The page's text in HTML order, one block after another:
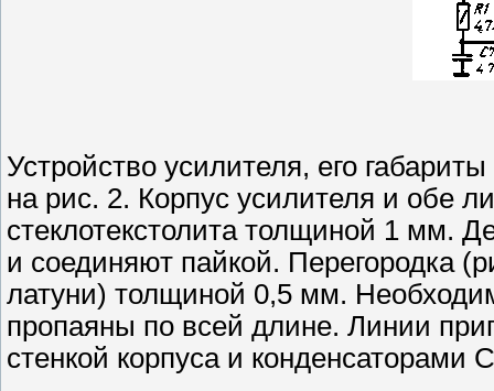
Устройство усилителя, его
на рис. 2. Корпус усилителя и обе
стеклотекстолита толщиной 1 мм.
и соединяют пайкой. Перегородка
латуни) толщиной 0,5 мм.
пропаяны по всей длине. Линии
стенкой корпуса и конденсаторами